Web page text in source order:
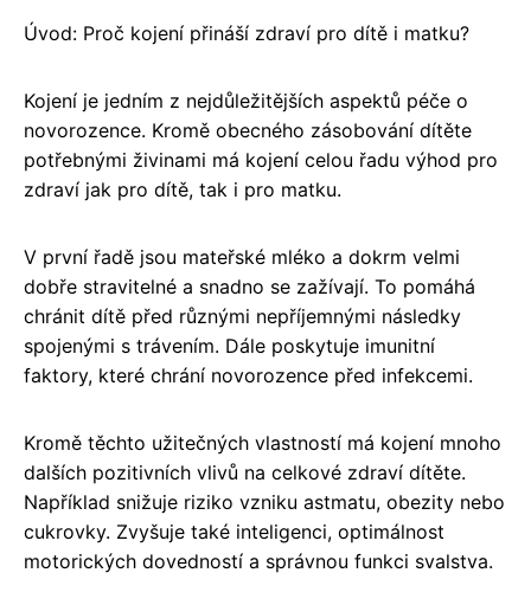
Úvod: Proč kojení přináší zdraví pro dítě i matku?
Kojení je jedním z nejdůležitějších aspektů péče o
novorozence. Kromě obecného zásobování dítěte
potřebnými živinami má kojení celou řadu výhod pro
zdraví jak pro dítě, tak i pro matku.
V první řadě jsou mateřské mléko a dokrm velmi
dobře stravitelné a snadno se zažívají. To pomáhá
chránit dítě před různými nepříjemnými následky
spojenými s trávením. Dále poskytuje imunitní
faktory, které chrání novorozence před infekcemi.
Kromě těchto užitečných vlastností má kojení mnoho
dalších pozitivních vlivů na celkové zdraví dítěte.
Například snižuje riziko vzniku astmatu, obezity nebo
cukrovky. Zvyšuje také inteligenci, optimálnost
motorických dovedností a správnou funkci svalstva.